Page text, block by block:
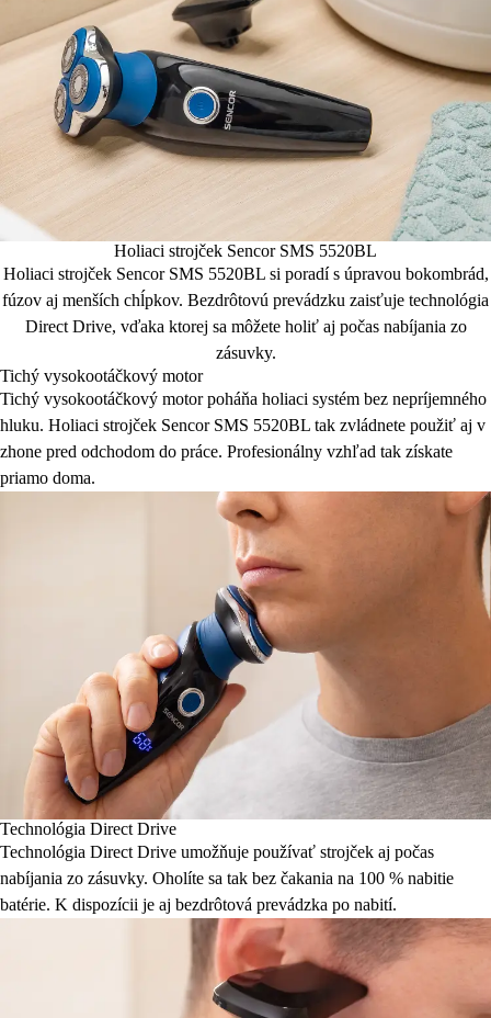
Holiaci strojček Sencor SMS 5520BL
Holiaci strojček Sencor SMS 5520BL si poradí s úpravou bokombrád,
fúzov aj menších chĺpkov. Bezdrôtovú prevádzku zaisťuje technológia
Direct Drive, vďaka ktorej sa môžete holiť aj počas nabíjania zo
zásuvky.
Tichý vysokootáčkový motor
Tichý vysokootáčkový motor poháňa holiaci systém bez nepríjemného
hluku. Holiaci strojček Sencor SMS 5520BL tak zvládnete použiť aj v
zhone pred odchodom do práce. Profesionálny vzhľad tak získate
priamo doma.
Technológia Direct Drive
Technológia Direct Drive umožňuje používať strojček aj počas
nabíjania zo zásuvky. Oholíte sa tak bez čakania na 100 % nabitie
batérie. K dispozícii je aj bezdrôtová prevádzka po nabití.